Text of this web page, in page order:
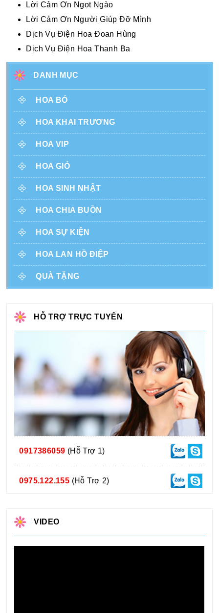
Lời Cảm Ơn Ngọt Ngào
Lời Cảm Ơn Người Giúp Đỡ Mình
Dịch Vụ Điện Hoa Đoan Hùng
Dịch Vụ Điện Hoa Thanh Ba
DANH MỤC
HOA BÓ
HOA KHAI TRƯƠNG
HOA VIP
HOA GIỎ
HOA SINH NHẬT
HOA CHIA BUỒN
HOA SỰ KIỆN
HOA LAN HỒ ĐIỆP
QUÀ TẶNG
HỖ TRỢ TRỰC TUYẾN
0917386059 (Hỗ Trợ 1)
0975.122.155 (Hỗ Trợ 2)
VIDEO